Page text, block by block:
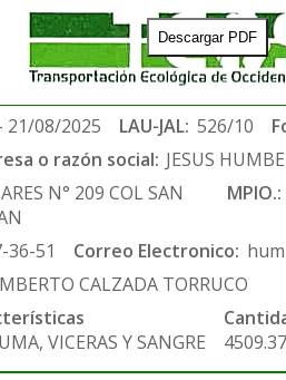
Descargar PDF
21/08/2025 LAU-JAL: 526/10
o razón social: JESUS
N° 209 COL SAN
MPIO.:
36-51 Correo Electronico:
CALZADA TORRUCO
VICERAS Y SANGRE
4509.37